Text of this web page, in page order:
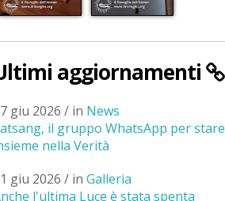
aggiornamenti
giu 2026 / in News
il gruppo WhatsApp per stare
nella Verità
giu 2026 / in Galleria
l'ultima Luce è stata spenta